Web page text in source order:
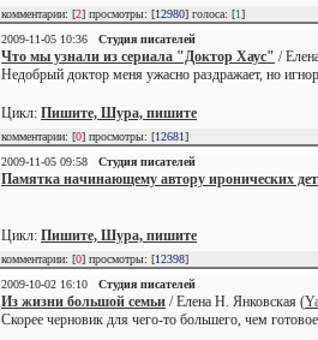
комментарии: [2] просмотры: [12980] голоса: [1]
2009-11-05 10:36
Студия писателей
Что мы узнали из сериала "Доктор Хаус" /
Недобрый доктор меня ужасно раздражает, но
Цикл: Пишите, Шура, пишите
комментарии: [0] просмотры: [12681]
2009-11-05 09:58
Студия писателей
Памятка начинающему автору иронических
Цикл: Пишите, Шура, пишите
комментарии: [0] просмотры: [12398]
2009-10-02 16:10
Студия писателей
Из жизни большой семьи / Елена Н. Янковская (
Скорее черновик для чего-то большего, чем